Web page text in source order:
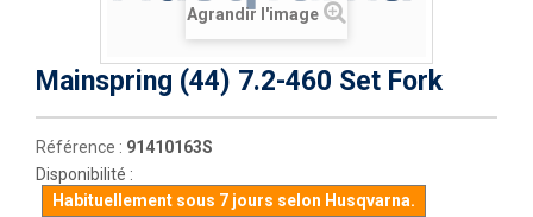
Agrandir l'image
Mainspring (44) 7.2-460 Set Fork
Référence : 91410163S
Disponibilité :
Habituellement sous 7 jours selon Husqvarna.